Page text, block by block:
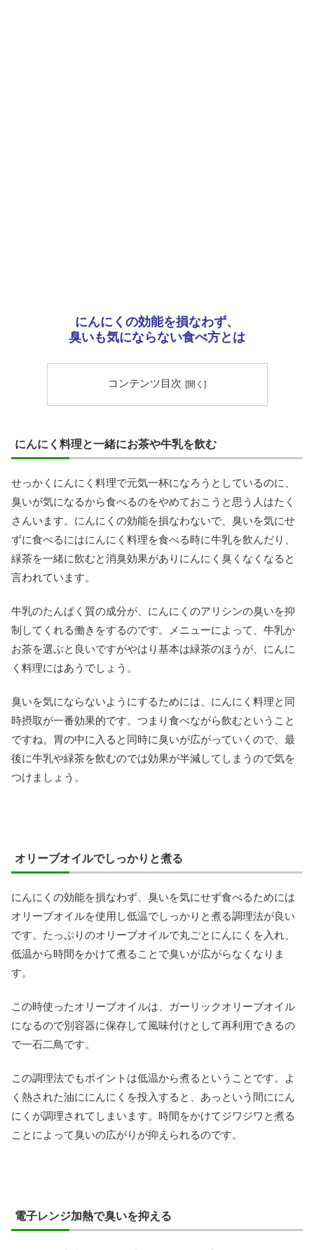
にんにくの効能を損なわず、
臭いも気にならない食べ方とは
コンテンツ目次
にんにく料理と一緒にお茶や牛乳を飲む
せっかくにんにく料理で元気一杯になろうとしているのに、
臭いが気になるから食べるのをやめておこうと思う人はたく
さんいます。にんにくの効能を損なわないで、臭いを気にせ
ずに食べるにはにんにく料理を食べる時に牛乳を飲んだり、
緑茶を一緒に飲むと消臭効果がありにんにく臭くなくなると
言われています。
牛乳のたんぱく質の成分が、にんにくのアリシンの臭いを抑
制してくれる働きをするのです。メニューによって、牛乳か
お茶を選ぶと良いですがやはり基本は緑茶のほうが、にんに
く料理にはあうでしょう。
臭いを気にならないようにするためには、にんにく料理と同
時摂取が一番効果的です。つまり食べながら飲むということ
ですね。胃の中に入ると同時に臭いが広がっていくので、最
後に牛乳や緑茶を飲むのでは効果が半減してしまうので気を
つけましょう。
オリーブオイルでしっかりと煮る
にんにくの効能を損なわず、臭いを気にせず食べるためには
オリーブオイルを使用し低温でしっかりと煮る調理法が良い
です。たっぷりのオリーブオイルで丸ごとにんにくを入れ、
低温から時間をかけて煮ることで臭いが広がらなくなりま
す。
この時使ったオリーブオイルは、ガーリックオリーブオイル
になるので別容器に保存して風味付けとして再利用できるの
で一石二鳥です。
この調理法でもポイントは低温から煮るということです。よ
く熱された油ににんにくを投入すると、あっという間ににん
にくが調理されてしまいます。時間をかけてジワジワと煮る
ことによって臭いの広がりが抑えられるのです。
電子レンジ加熱で臭いを抑える